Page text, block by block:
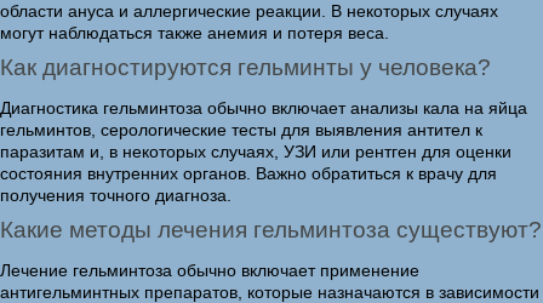
области ануса и аллергические реакции. В некоторых случаях
могут наблюдаться также анемия и потеря веса.
Как диагностируются гельминты у человека?
Диагностика гельминтоза обычно включает анализы кала на яйца
гельминтов, серологические тесты для выявления антител к
паразитам и, в некоторых случаях, УЗИ или рентген для оценки
состояния внутренних органов. Важно обратиться к врачу для
получения точного диагноза.
Какие методы лечения гельминтоза существуют?
Лечение гельминтоза обычно включает применение
антигельминтных препаратов, которые назначаются в зависимости